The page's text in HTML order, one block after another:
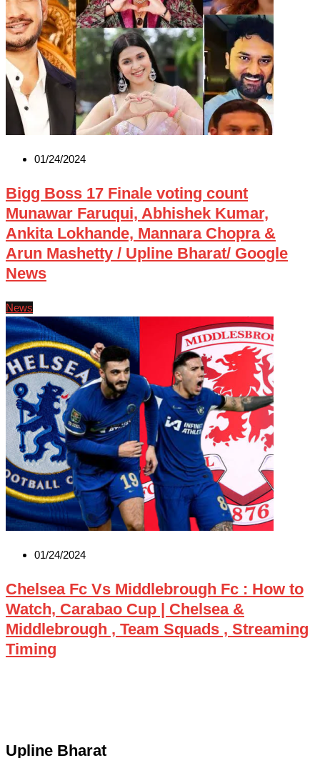
01/24/2024
Bigg Boss 17 Finale voting count
Munawar Faruqui, Abhishek Kumar,
Ankita Lokhande, Mannara Chopra &
Arun Mashetty / Upline Bharat/ Google
News
News
01/24/2024
Chelsea Fc Vs Middlebrough Fc : How to
Watch, Carabao Cup | Chelsea &
Middlebrough , Team Squads , Streaming
Timing
Upline Bharat